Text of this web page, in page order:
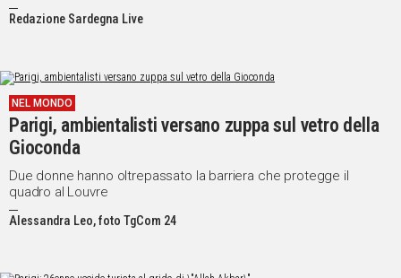
Redazione Sardegna Live
NEL MONDO
Parigi, ambientalisti versano zuppa sul vetro della
Gioconda
Due donne hanno oltrepassato la barriera che protegge il
quadro al Louvre
Alessandra Leo, foto TgCom 24